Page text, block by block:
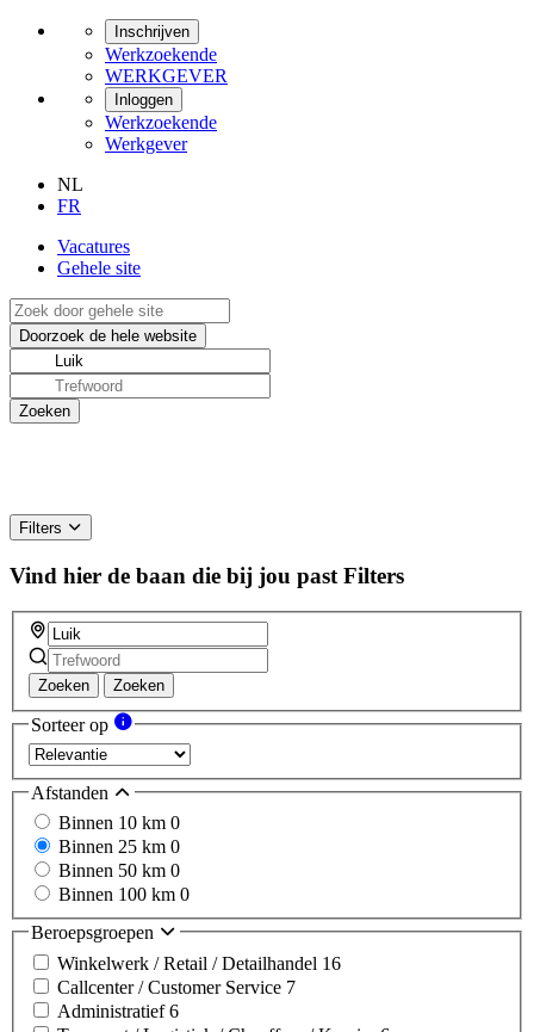
Inschrijven
Werkzoekende
WERKGEVER
Inloggen
Werkzoekende
Werkgever
NL
FR
Vacatures
Gehele site
Filters
Vind hier de baan die bij jou past Filters
Zoeken Zoeken
Sorteer op
Afstanden
Binnen 10 km 0
Binnen 25 km 0
Binnen 50 km 0
Binnen 100 km 0
Beroepsgroepen
Winkelwerk / Retail / Detailhandel 16
Callcenter / Customer Service 7
Administratief6